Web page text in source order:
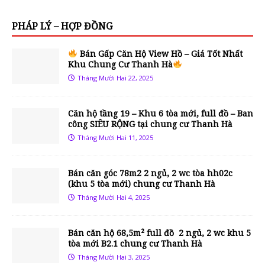
PHÁP LÝ – HỢP ĐỒNG
Bán Gấp Căn Hộ View Hồ – Giá Tốt Nhất
Khu Chung Cư Thanh Hà
Tháng Mười Hai 22, 2025
Căn hộ tầng 19 – Khu 6 tòa mới, full đồ – Ban
công SIÊU RỘNG tại chung cư Thanh Hà
Tháng Mười Hai 11, 2025
Bán căn góc 78m2 2 ngủ, 2 wc tòa hh02c
(khu 5 tòa mới) chung cư Thanh Hà
Tháng Mười Hai 4, 2025
Bán căn hộ 68,5m² full đồ 2 ngủ, 2 wc khu 5
tòa mới B2.1 chung cư Thanh Hà
Tháng Mười Hai 3, 2025